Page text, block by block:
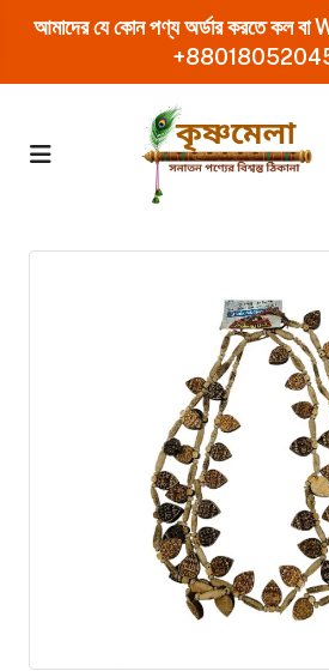
আমাদের যে কোন পণ্য অর্ডার করতে কল